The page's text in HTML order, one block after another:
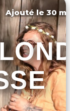
Ajouté le 30